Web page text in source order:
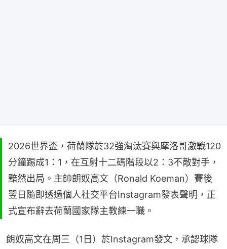
2026世界盃，荷蘭隊於32強淘汰賽與摩洛哥激戰120
分鐘踢成1：1，在互射十二碼階段以2：3不敵對手，
黯然出局。主帥朗奴高文（Ronald Koeman）賽後
翌日隨即透過個人社交平台Instagram發表聲明，正
式宣布辭去荷蘭國家隊主教練一職。
朗奴高文在周三（1日）於Instagram發文，承認球隊